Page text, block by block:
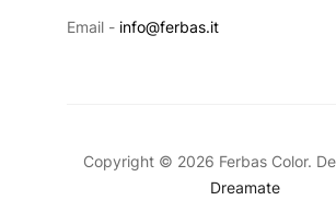
Email - info@ferbas.it
Copyright © 2026 Ferbas Color.
Dreamate